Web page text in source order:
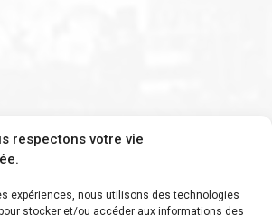
respectons votre vie
expériences, nous utilisons des technologies
stocker et/ou accéder aux informations des
à la newsletter